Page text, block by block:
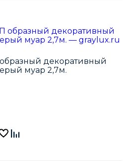
декоративный
муар 2,7м.